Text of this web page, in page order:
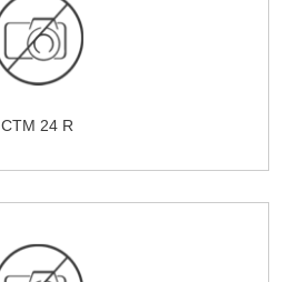
CTM 24 R